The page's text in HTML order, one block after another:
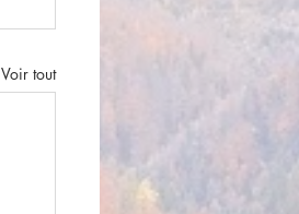
Voir tout